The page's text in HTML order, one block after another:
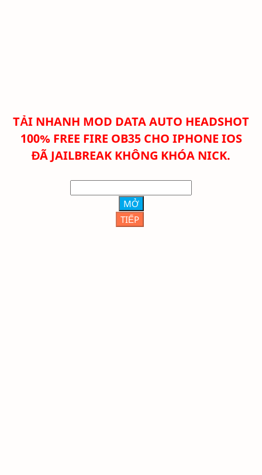
TẢI NHANH MOD DATA AUTO HEADSHOT
100% FREE FIRE OB35 CHO IPHONE IOS
ĐÃ JAILBREAK KHÔNG KHÓA NICK.
MỞ
TIẾP